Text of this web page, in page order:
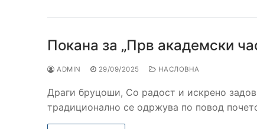
Покана за „Прв академски
ADMIN 29/09/2025 НАСЛОВНА
Драги бруцоши, Со радост и искрено
традиционално се одржува по повод